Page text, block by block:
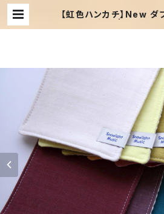
【虹色ハンカチ】New ダ